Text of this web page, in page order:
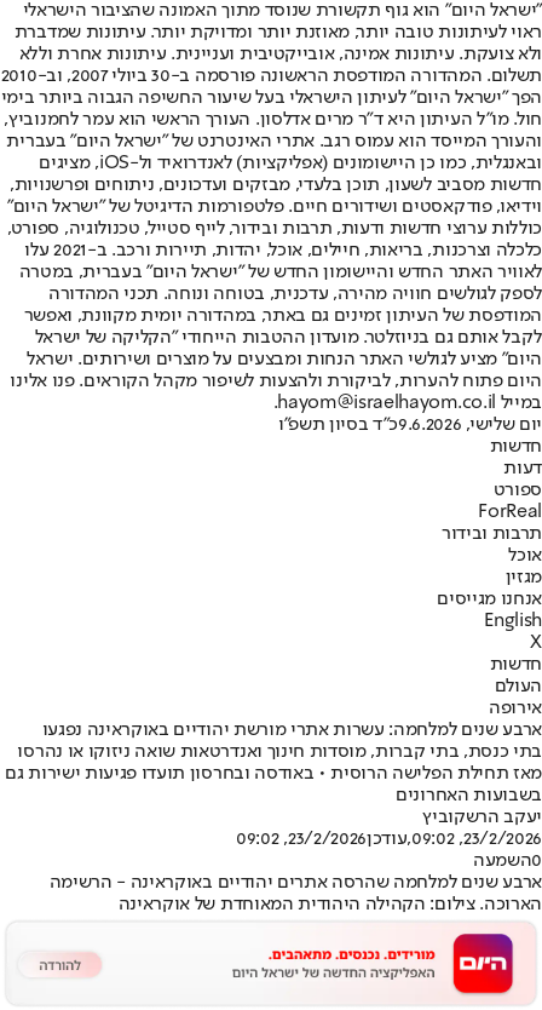
"ישראל היום" הוא גוף תקשורת שנוסד מתוך האמונה שהציבור הישראלי
ראוי לעיתונות טובה יותר, מאוזנת יותר ומדויקת יותר. עיתונות שמדברת
ולא צועקת. עיתונות אמינה, אובייקטיבית ועניינית. עיתונות אחרת וללא
תשלום. המהדורה המודפסת הראשונה פורסמה ב-30 ביולי 2007, וב-2010
הפך "ישראל היום" לעיתון הישראלי בעל שיעור החשיפה הגבוה ביותר בימי
חול. מו"ל העיתון היא ד"ר מרים אדלסון. העורך הראשי הוא עמר לחמנוביץ,
והעורך המייסד הוא עמוס רגב. אתרי האינטרנט של "ישראל היום" בעברית
ובאנגלית, כמו כן היישומונים (אפליקציות) לאנדרואיד ול-iOS, מציגים
חדשות מסביב לשעון, תוכן בלעדי, מבזקים ועדכונים, ניתוחים ופרשנויות,
וידיאו, פודקאסטים ושידורים חיים. פלטפורמות הדיגיטל של "ישראל היום"
כוללות ערוצי חדשות ודעות, תרבות ובידור, לייף סטייל, טכנולוגיה, ספורט,
כלכלה וצרכנות, בריאות, חיילים, אוכל, יהדות, תיירות ורכב. ב-2021 עלו
לאוויר האתר החדש והיישומון החדש של "ישראל היום" בעברית, במטרה
לספק לגולשים חוויה מהירה, עדכנית, בטוחה ונוחה. תכני המהדורה
המודפסת של העיתון זמינים גם באתר, במהדורה יומית מקוונת, ואפשר
לקבל אותם גם בניוזלטר. מועדון ההטבות הייחודי "הקליקה של ישראל
היום" מציע לגולשי האתר הנחות ומבצעים על מוצרים ושירותים. ישראל
היום פתוח להערות, לביקורת ולהצעות לשיפור מקהל הקוראים. פנו אלינו
במייל hayom@israelhayom.co.il.
יום שלישי, 9.6.2026
כ"ד בסיון תשפ"ו
חדשות
דעות
ספורט
ForReal
תרבות ובידור
אוכל
מגזין
אנחנו מגייסים
English
X
חדשות
העולם
אירופה
ארבע שנים למלחמה: עשרות אתרי מורשת יהודיים באוקראינה נפגעו
בתי כנסת, בתי קברות, מוסדות חינוך ואנדרטאות שואה ניזוקו או נהרסו
מאז תחילת הפלישה הרוסית • באודסה ובחרסון תועדו פגיעות ישירות גם
בשבועות האחרונים
יעקב הרשקוביץ
23/2/2026, 09:02
,עודכן23/2/2026, 09:02
0השמעה
ארבע שנים למלחמה שהרסה אתרים יהודיים באוקראינה - הרשימה
הארוכה. צילום: הקהילה היהודית המאוחדת של אוקראינה